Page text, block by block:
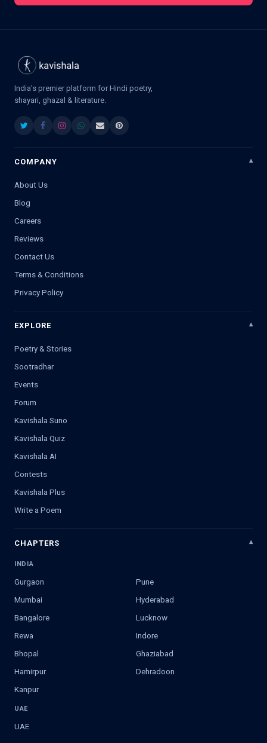
India's premier platform for Hindi poetry,
shayari, ghazal & literature.
COMPANY
About Us
Blog
Careers
Reviews
Contact Us
Terms & Conditions
Privacy Policy
EXPLORE
Poetry & Stories
Sootradhar
Events
Forum
Kavishala Suno
Kavishala Quiz
Kavishala AI
Contests
Kavishala Plus
Write a Poem
CHAPTERS
INDIA
Gurgaon
Pune
Mumbai
Hyderabad
Bangalore
Lucknow
Rewa
Indore
Bhopal
Ghaziabad
Hamirpur
Dehradoon
Kanpur
UAE
UAE